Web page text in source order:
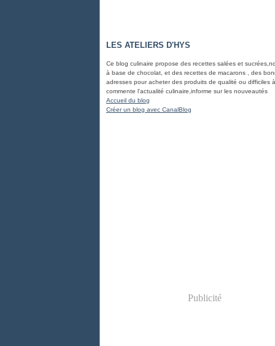
LES ATELIERS D'HYS
Ce blog culinaire propose des recettes salées et
à base de chocolat, et des recettes de macarons , des
adresses pour acheter des produits de qualité ou difficiles
commente l'actualité culinaire,informe sur les nouveautés
Accueil du blog
Créer un blog avec CanalBlog
Publicité